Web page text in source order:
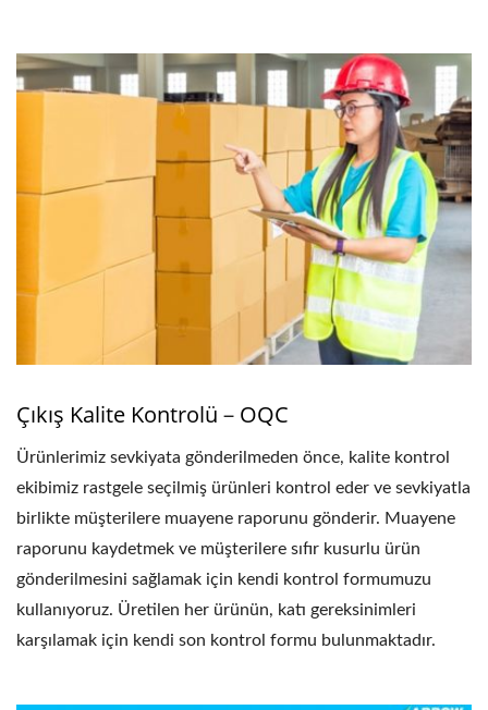
Çıkış Kalite Kontrolü－OQC
Ürünlerimiz sevkiyata gönderilmeden önce, kalite kontrol
ekibimiz rastgele seçilmiş ürünleri kontrol eder ve sevkiyatla
birlikte müşterilere muayene raporunu gönderir. Muayene
raporunu kaydetmek ve müşterilere sıfır kusurlu ürün
gönderilmesini sağlamak için kendi kontrol formumuzu
kullanıyoruz. Üretilen her ürünün, katı gereksinimleri
karşılamak için kendi son kontrol formu bulunmaktadır.